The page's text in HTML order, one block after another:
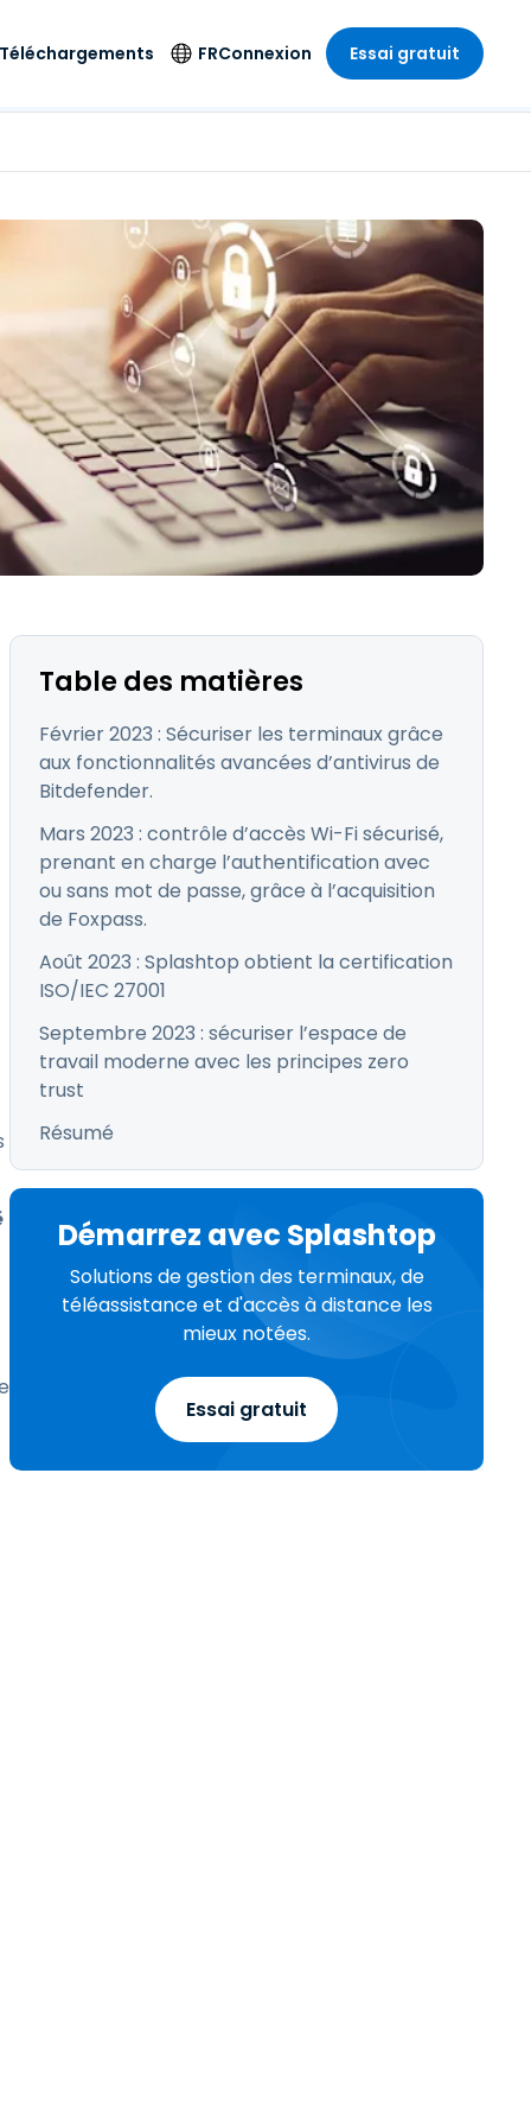
sur
Antivirus
Détection et
réponse sur les
terminaux
Accès et contrôle
Wi-Fi Foxpass
Espace de travail
sécurisé Zero Trust
Shield (Anti-
arnaque)
Tous les produits
et secteur
& Design
comptabilité
secteurs
secteurs
Téléchargements FR
Deutsch
Español
Français
Italiano
Nederlands
Português
简体中文
繁體中文
日本語
ภาษาไทย
Bahasa
Connexion Essai gratuit
Table des matières
Février 2023 : Sécuriser les terminaux grâce
aux fonctionnalités avancées d’antivirus de
Bitdefender.
Mars 2023 : contrôle d’accès Wi-Fi sécurisé,
prenant en charge l’authentification avec
ou sans mot de passe, grâce à l’acquisition
de Foxpass.
Août 2023 : Splashtop obtient la certification
ISO/IEC 27001
Septembre 2023 : sécuriser l’espace de
travail moderne avec les principes zero
trust
Résumé
Démarrez avec Splashtop
Solutions de gestion des terminaux, de
téléassistance et d'accès à distance les
mieux notées.
Essai gratuit